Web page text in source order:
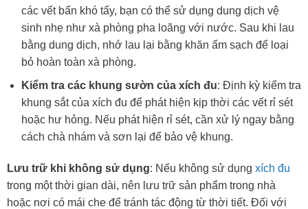
các vết bẩn khó tẩy, bạn có thể sử dụng dung dịch vệ
sinh nhẹ như xà phòng pha loãng với nước. Sau khi lau
bằng dung dịch, nhớ lau lại bằng khăn ẩm sạch để loại
bỏ hoàn toàn xà phòng.
Kiểm tra các khung sườn của xích đu: Định kỳ kiểm tra
khung sắt của xích đu để phát hiện kịp thời các vết rỉ sét
hoặc hư hỏng. Nếu phát hiện rỉ sét, cần xử lý ngay bằng
cách chà nhám và sơn lại để bảo vệ khung.
Lưu trữ khi không sử dụng: Nếu không sử dụng xích đu
trong một thời gian dài, nên lưu trữ sản phẩm trong nhà
hoặc nơi có mái che để tránh tác động từ thời tiết. Đối với